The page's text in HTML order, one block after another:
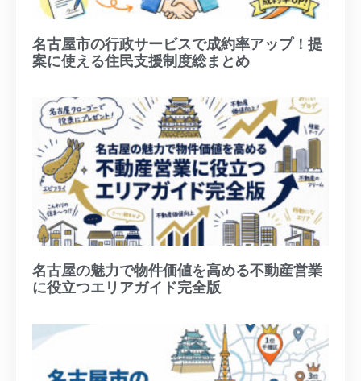
名古屋市の行政サービスで成約率アップ！提
案に使える住民支援制度総まとめ
名古屋の魅力で物件価値を高める不動産営業
に役立つエリアガイド完全版